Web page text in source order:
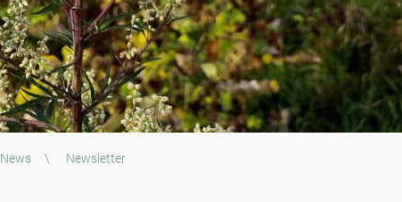
News \ Newsletter